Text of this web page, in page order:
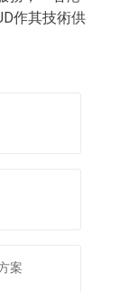
作其技術供
案